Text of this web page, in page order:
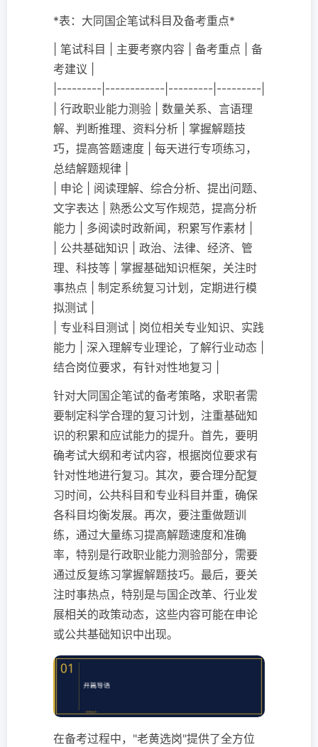
*表：大同国企笔试科目及备考重点*
| 笔试科目 | 主要考察内容 | 备考重点 | 备
考建议 |
|---------|------------|---------|---------|
| 行政职业能力测验 | 数量关系、言语理
解、判断推理、资料分析 | 掌握解题技
巧，提高答题速度 | 每天进行专项练习，
总结解题规律 |
| 申论 | 阅读理解、综合分析、提出问题、
文字表达 | 熟悉公文写作规范，提高分析
能力 | 多阅读时政新闻，积累写作素材 |
| 公共基础知识 | 政治、法律、经济、管
理、科技等 | 掌握基础知识框架，关注时
事热点 | 制定系统复习计划，定期进行模
拟测试 |
| 专业科目测试 | 岗位相关专业知识、实践
能力 | 深入理解专业理论，了解行业动态 |
结合岗位要求，有针对性地复习 |
针对大同国企笔试的备考策略，求职者需
要制定科学合理的复习计划，注重基础知
识的积累和应试能力的提升。首先，要明
确考试大纲和考试内容，根据岗位要求有
针对性地进行复习。其次，要合理分配复
习时间，公共科目和专业科目并重，确保
各科目均衡发展。再次，要注重做题训
练，通过大量练习提高解题速度和准确
率，特别是行政职业能力测验部分，需要
通过反复练习掌握解题技巧。最后，要关
注时事热点，特别是与国企改革、行业发
展相关的政策动态，这些内容可能在申论
或公共基础知识中出现。
在备考过程中，"老黄选岗"提供了全方位